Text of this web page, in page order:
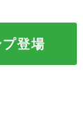
登場